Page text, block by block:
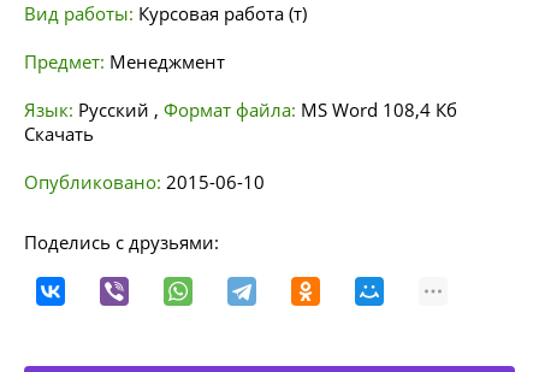
Вид работы: Курсовая работа (т)
Предмет: Менеджмент
Язык: Русский , Формат файла: MS Word 108,4 Кб
Скачать
Опубликовано: 2015-06-10
Поделись с друзьями: